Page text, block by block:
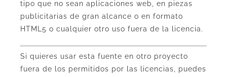
tipo que no sean aplicaciones web, en piezas
publicitarias de gran alcance o en formato
HTML5 o cualquier otro uso fuera de la licencia.
Si quieres usar esta fuente en otro proyecto
fuera de los permitidos por las licencias, puedes